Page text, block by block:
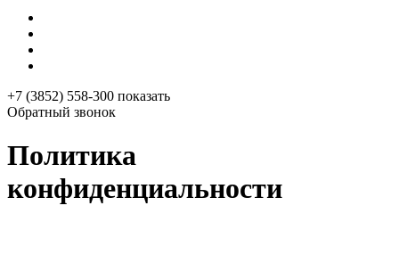
+7 (3852) 558-300 показать
Обратный звонок
Политика
конфиденциальности